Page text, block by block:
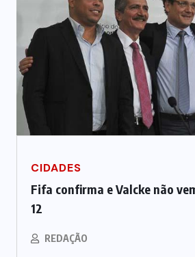
CIDADES
Fifa confirma e Valcke não
12
REDAÇÃO
Prefeito Abilio
mais alta
7 DE